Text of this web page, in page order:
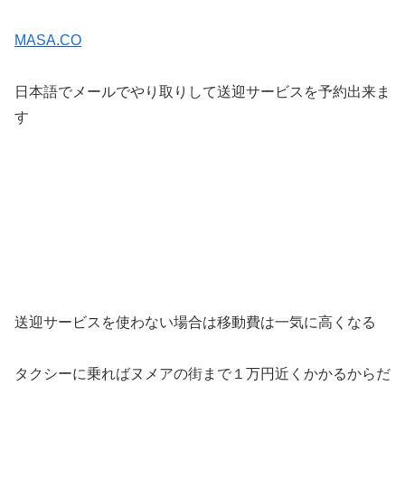
MASA.CO
日本語でメールでやり取りして送迎サービスを予約出来ま
す
送迎サービスを使わない場合は移動費は一気に高くなる
タクシーに乗ればヌメアの街まで１万円近くかかるからだ